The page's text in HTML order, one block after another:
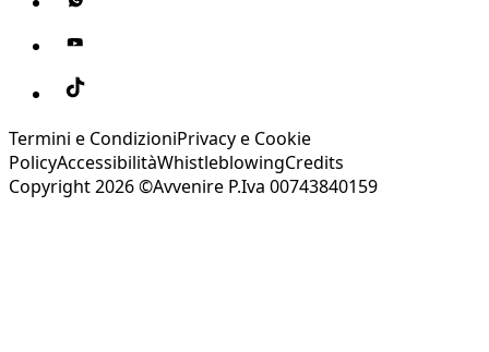
Termini e CondizioniPrivacy e Cookie
PolicyAccessibilitàWhistleblowingCredits
Copyright 2026 ©Avvenire P.Iva 00743840159